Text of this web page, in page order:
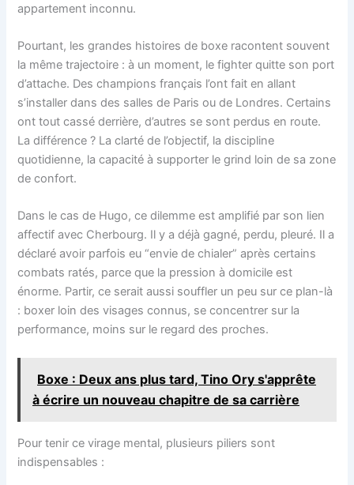
appartement inconnu.
Pourtant, les grandes histoires de boxe racontent souvent
la même trajectoire : à un moment, le fighter quitte son port
d’attache. Des champions français l’ont fait en allant
s’installer dans des salles de Paris ou de Londres. Certains
ont tout cassé derrière, d’autres se sont perdus en route.
La différence ? La clarté de l’objectif, la discipline
quotidienne, la capacité à supporter le grind loin de sa zone
de confort.
Dans le cas de Hugo, ce dilemme est amplifié par son lien
affectif avec Cherbourg. Il y a déjà gagné, perdu, pleuré. Il a
déclaré avoir parfois eu “envie de chialer” après certains
combats ratés, parce que la pression à domicile est
énorme. Partir, ce serait aussi souffler un peu sur ce plan-là
: boxer loin des visages connus, se concentrer sur la
performance, moins sur le regard des proches.
Boxe : Deux ans plus tard, Tino Ory s'apprête
à écrire un nouveau chapitre de sa carrière
Pour tenir ce virage mental, plusieurs piliers sont
indispensables :